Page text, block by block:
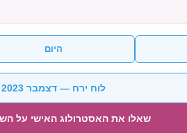
היום
לוח ירח — דצמבר 2023
שאלו את האסטרולוג האישי על